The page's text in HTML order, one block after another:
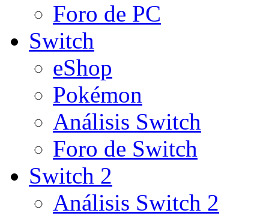
Foro de PC
Switch
eShop
Pokémon
Análisis Switch
Foro de Switch
Switch 2
Análisis Switch 2